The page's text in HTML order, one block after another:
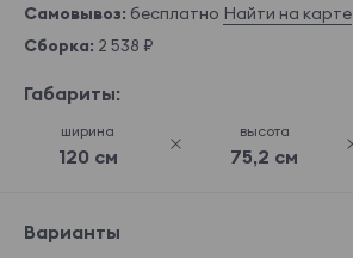
Самовывоз: бесплатно Найти на карте
Сборка: 2 538 ₽
Габариты:
ширина
120 см
высота
75,2 см
Варианты